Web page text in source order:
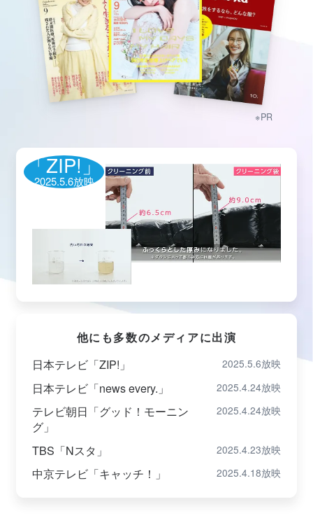
※PR
「ZIP!」
2025.5.6放映
他にも多数のメディアに出演
日本テレビ「ZIP!」
2025.5.6放映
日本テレビ「news every.」 2025.4.24放映
テレビ朝日「グッド！モーニン
グ」
2025.4.24放映
TBS「Nスタ」 2025.4.23放映
中京テレビ「キャッチ！」 2025.4.18放映